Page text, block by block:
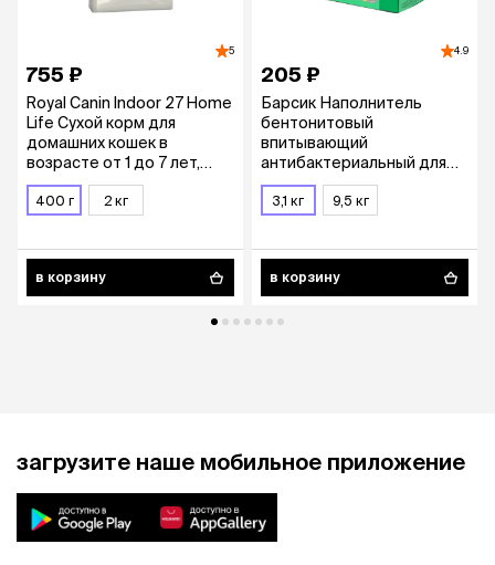
5
755 ₽
Royal Canin Indoor 27 Home
Life Сухой корм для
домашних кошек в
возрасте от 1 до 7 лет,
400 гр.
400 г 2 кг
в корзину
4.9
205 ₽
Барсик Наполнитель
бентонитовый
впитывающий
антибактериальный для
кошачьего туалета
Стандарт, 4,54 л (3,1 кг)
3,1 кг 9,5 кг
в корзину
загрузите наше мобильное приложение